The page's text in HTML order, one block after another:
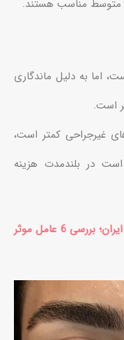
متوسط مناسب هستند.
اما به دلیل ماندگاری
است.
غیرجراحی کمتر است،
است در بلندمدت هزینه
هزینه لیفت شقیقه در ایران؛ بررسی 6 عامل موثر